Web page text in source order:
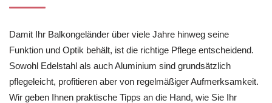
Damit Ihr Balkongeländer über viele Jahre hinweg seine
Funktion und Optik behält, ist die richtige Pflege entscheidend.
Sowohl Edelstahl als auch Aluminium sind grundsätzlich
pflegeleicht, profitieren aber von regelmäßiger Aufmerksamkeit.
Wir geben Ihnen praktische Tipps an die Hand, wie Sie Ihr